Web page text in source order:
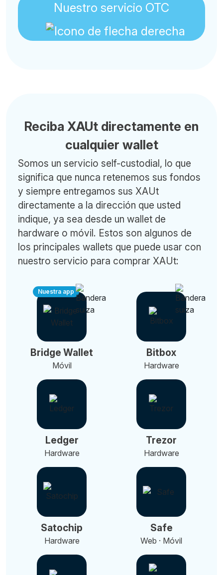
Nuestro servicio OTC
Reciba XAUt directamente en
cualquier wallet
Somos un servicio self-custodial, lo que
significa que nunca retenemos sus fondos
y siempre entregamos sus XAUt
directamente a la dirección que usted
indique, ya sea desde un wallet de
hardware o móvil. Estos son algunos de
los principales wallets que puede usar con
nuestro servicio para comprar XAUt:
Nuestra app
Bridge Wallet
Móvil
Bitbox
Hardware
Ledger
Hardware
Trezor
Hardware
Satochip
Hardware
Safe
Web · Móvil